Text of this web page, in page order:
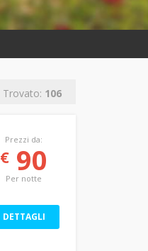
Trovato: 106
Prezzi da:
€ 90
Per notte
DETTAGLI